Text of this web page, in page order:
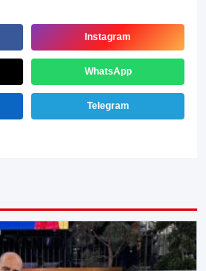
Instagram
WhatsApp
Telegram